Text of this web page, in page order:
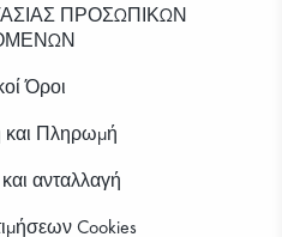
ΠΡΟΣΩΠΙΚΩΝ
Όροι
Πληρωμή
ανταλλαγή
Cookies